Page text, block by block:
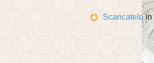
Scaricateloin